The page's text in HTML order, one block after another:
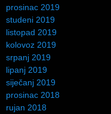
prosinac 2019
studeni 2019
listopad 2019
kolovoz 2019
srpanj 2019
lipanj 2019
siječanj 2019
prosinac 2018
rujan 2018